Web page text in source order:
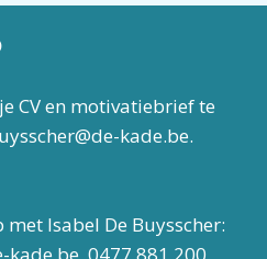
CV en motivatiebrief te
kade.be.
Isabel De Buysscher: